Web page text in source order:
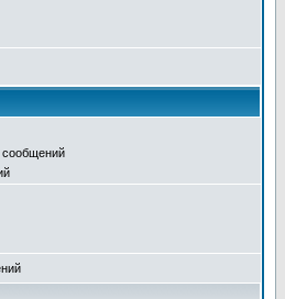
сообщений